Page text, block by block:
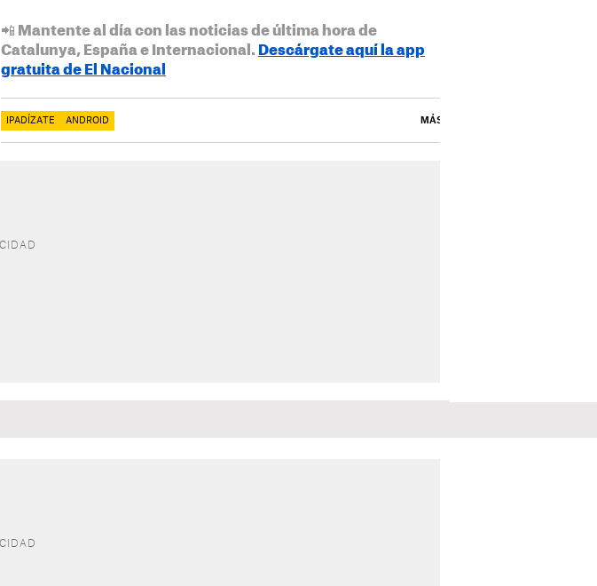
📲 Mantente al día con las noticias de última hora de
Catalunya, España e Internacional. Descárgate aquí la app
gratuita de El Nacional
IPADÍZATE ANDROID MÁS